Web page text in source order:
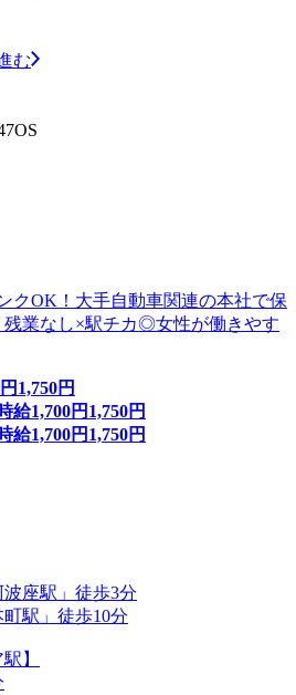
む
クOK！大手自動車関連の本社で保
残業なし×駅チカ◎女性が働きやす
円 1,750円
給1,700円 1,750円
給1,700円 1,750円
波座駅」徒歩3分
駅」徒歩10分
】